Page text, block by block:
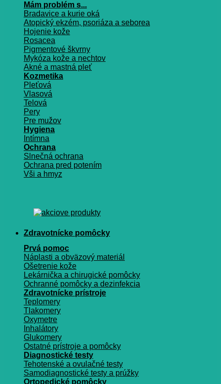
Mám problém s...
Bradavice a kurie oká
Atopický ekzém, psoriáza a seborea
Hojenie kože
Rosacea
Pigmentové škvrny
Mykóza kože a nechtov
Akné a mastná pleť
Kozmetika
Pleťová
Vlasová
Telová
Pery
Pre mužov
Hygiena
Intímna
Ochrana
Slnečná ochrana
Ochrana pred potením
Vši a hmyz
Zdravotnícke pomôcky
Prvá pomoc
Náplasti a obväzový materiál
Ošetrenie kože
Lekárnička a chirugické pomôcky
Ochranné pomôcky a dezinfekcia
Zdravotnícke prístroje
Teplomery
Tlakomery
Oxymetre
Inhalátory
Glukomery
Ostatné prístroje a pomôcky
Diagnostické testy
Tehotenské a ovulačné testy
Samodiagnostické testy a prúžky
Ortopedické pomôcky